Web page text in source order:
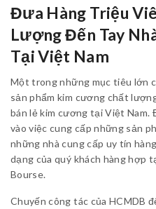
Đưa Hàng Triệu
Lượng Đến Tay
Tại Việt Nam
Một trong những mục tiêu lớn
sản phẩm kim cương chất
bán lẻ kim cương tại Việt
vào việc cung cấp những sản
những nhà cung cấp uy tín
dạng của quý khách hàng hợp
Bourse.
Chuyến công tác của HCMDB